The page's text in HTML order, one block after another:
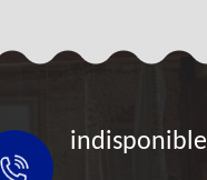
indisponible